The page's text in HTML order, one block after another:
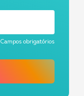
Campos obrigatórios